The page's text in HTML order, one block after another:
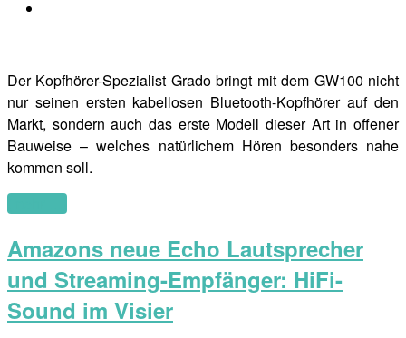
Der Kopfhörer-Spezialist Grado bringt mit dem GW100 nicht
nur seinen ersten kabellosen Bluetooth-Kopfhörer auf den
Markt, sondern auch das erste Modell dieser Art in offener
Bauweise – welches natürlichem Hören besonders nahe
kommen soll.
Amazons neue Echo Lautsprecher
und Streaming-Empfänger: HiFi-
Sound im Visier